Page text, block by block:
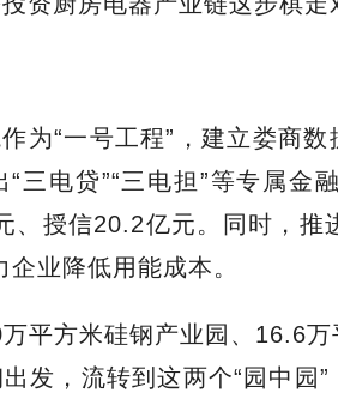
为“一号工程”，建立娄商
“三电贷”“三电担”等专属金
、授信20.2亿元。同时，推
业降低用能成本。
平方米硅钢产业园、16.6
发，流转到这两个“ 园中园”